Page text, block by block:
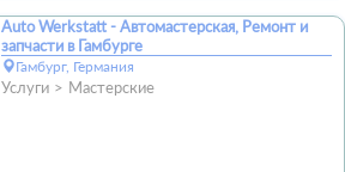
Auto Werkstatt - Автомастерская, Ремонт и
запчасти в Гамбурге
Гамбург, Германия
Услуги Мастерские